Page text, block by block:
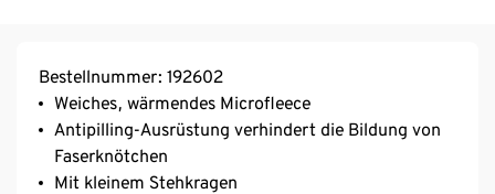
Bestellnummer: 192602
Weiches, wärmendes Microfleece
Antipilling-Ausrüstung verhindert die Bildung von
Faserknötchen
Mit kleinem Stehkragen